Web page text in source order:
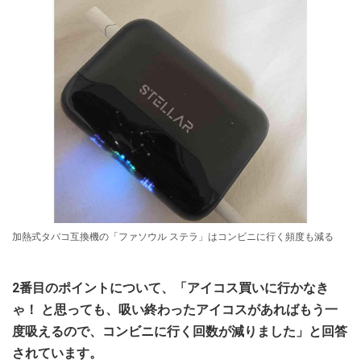
加熱式タバコ互換機の「ファソウル ステラ」はコンビニに行く頻度も減る
2番目のポイントについて、「アイコス買いに行かなき
ゃ！ と思っても、吸い終わったアイコスがあればもう一
度吸えるので、コンビニに行く回数が減りました」と回答
されています。